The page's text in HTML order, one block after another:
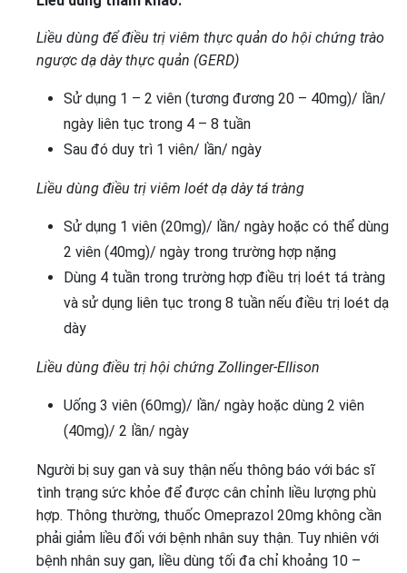
Liều dùng để điều trị viêm thực quản do hội chứng trào
ngược dạ dày thực quản (GERD)
Sử dụng 1 – 2 viên (tương đương 20 – 40mg)/ lần/
ngày liên tục trong 4 – 8 tuần
Sau đó duy trì 1 viên/ lần/ ngày
Liều dùng điều trị viêm loét dạ dày tá tràng
Sử dụng 1 viên (20mg)/ lần/ ngày hoặc có thể dùng
2 viên (40mg)/ ngày trong trường hợp nặng
Dùng 4 tuần trong trường hợp điều trị loét tá tràng
và sử dụng liên tục trong 8 tuần nếu điều trị loét dạ
dày
Liều dùng điều trị hội chứng Zollinger-Ellison
Uống 3 viên (60mg)/ lần/ ngày hoặc dùng 2 viên
(40mg)/ 2 lần/ ngày
Người bị suy gan và suy thận nếu thông báo với bác sĩ
tình trạng sức khỏe để được cân chỉnh liều lượng phù
hợp. Thông thường, thuốc Omeprazol 20mg không cần
phải giảm liều đối với bệnh nhân suy thận. Tuy nhiên với
bệnh nhân suy gan, liều dùng tối đa chỉ khoảng 10 –